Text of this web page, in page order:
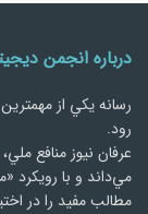
درباره انجمن
رسانه يكي از
رود.
عرفان نیوز منافع
مي‌داند و با رويكرد
مطالب مفید را در